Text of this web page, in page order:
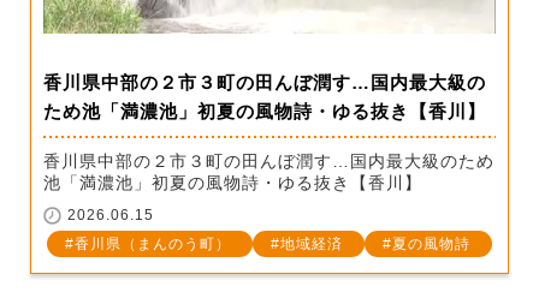
香川県中部の２市３町の田んぼ潤す…国内最大級の
ため池「満濃池」初夏の風物詩・ゆる抜き【香川】
香川県中部の２市３町の田んぼ潤す…国内最大級のため
池「満濃池」初夏の風物詩・ゆる抜き【香川】
2026.06.15
香川県（まんのう町）
地域経済 夏の風物詩